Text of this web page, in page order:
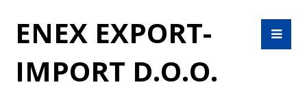
ENEX EXPORT-
IMPORT D.O.O.